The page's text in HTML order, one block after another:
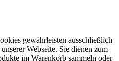
gewährleisten ausschließlich
Webseite. Sie dienen zum
im Warenkorb sammeln oder